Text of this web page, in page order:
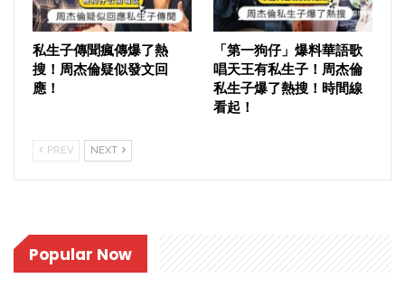
私生子傳聞瘋傳爆了熱
搜！周杰倫疑似發文回
應！
「第一狗仔」爆料華語歌
唱天王有私生子！周杰倫
私生子爆了熱搜！時間線
看起！
PREV NEXT
Popular Now